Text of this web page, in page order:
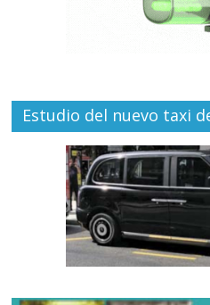
Estudio del nuevo taxi